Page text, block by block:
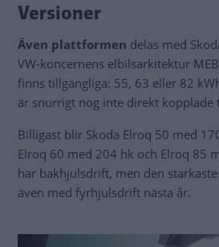
Versioner
Även plattformen delas med
VW-koncernens elbilsarkitektur
finns tillgängliga: 55, 63 eller 82
är snurrigt nog inte direkt
Billigast blir Skoda Elroq 50 med
Elroq 60 med 204 hk och Elroq 85
har bakhjulsdrift, men den
även med fyrhjulsdrift nästa år.